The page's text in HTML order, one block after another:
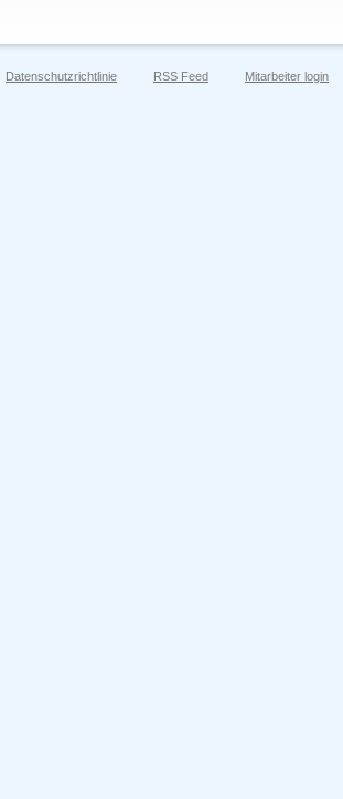
Datenschutzrichtlinie RSS Feed Mitarbeiter login